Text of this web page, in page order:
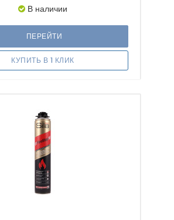
В наличии
ПЕРЕЙТИ
КУПИТЬ В 1 КЛИК